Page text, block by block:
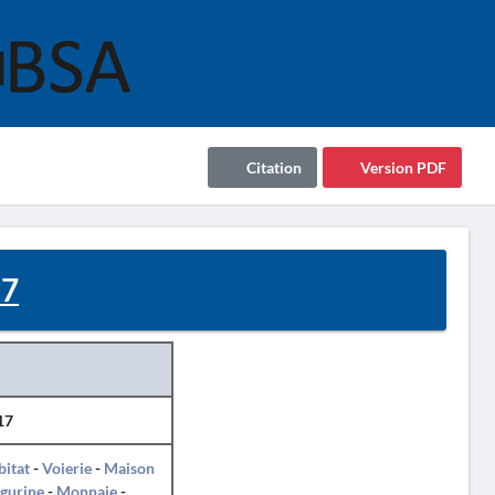
Version PDF
Citation
-Voierie- Maison
- Monnaie-